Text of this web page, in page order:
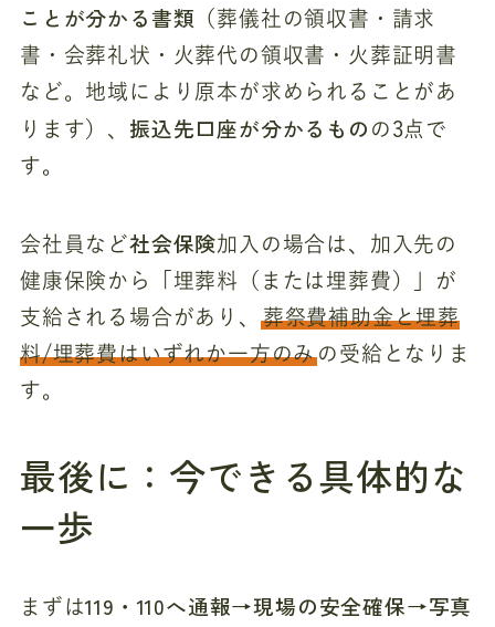
ことが分かる書類 （葬儀社の領収書・請求
書・会葬礼状・火葬代の領収書・火葬証明書
など。地域により原本が求められることがあ
ります）、 振込先口座が分かるもの の3点で
す。
会社員など社会保険加入の場合は、加入先の
健康保険から「埋葬料（または埋葬費）」が
支給される場合があり、
葬祭費補助金と埋葬
料/埋葬費はいずれか一方のみの受給となりま
す。
最後に：今できる具体的な
一歩
まずは119・110へ通報→現場の安全確保→写真